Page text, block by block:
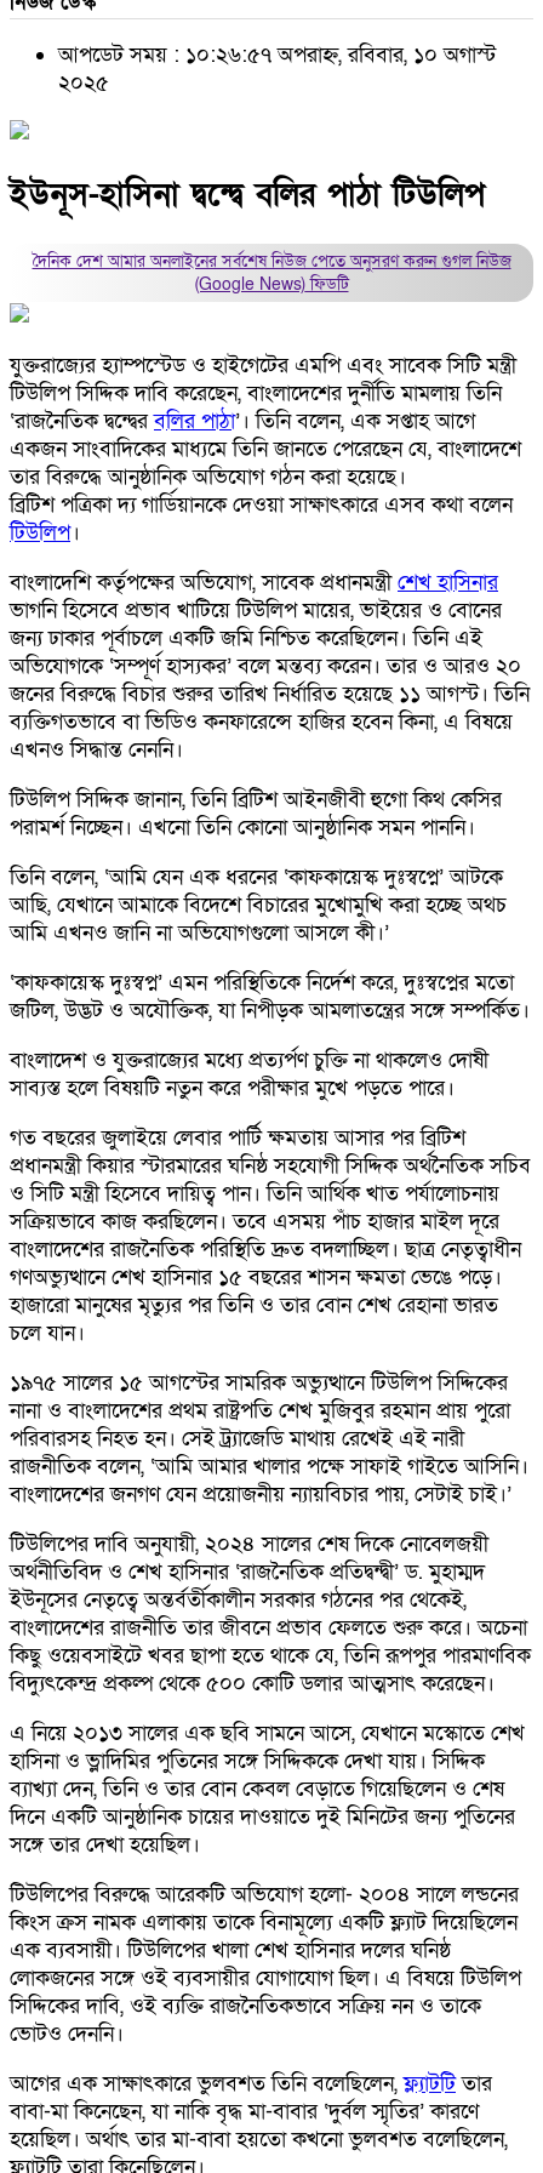
আপডেট সময় : ১০:২৬:৫৭ অপরাহ্ন, রবিবার, ১০ অগাস্ট
২০২৫
ইউনূস-হাসিনা দ্বন্দ্বে বলির পাঠা টিউলিপ
দৈনিক দেশ আমার অনলাইনের সর্বশেষ নিউজ পেতে অনুসরণ করুনগুগল নিউজ
(Google News)ফিডটি
যুক্তরাজ্যের হ্যাম্পস্টেড ও হাইগেটের এমপি এবং সাবেক সিটি মন্ত্রী
টিউলিপ সিদ্দিক দাবি করেছেন, বাংলাদেশের দুর্নীতি মামলায় তিনি
‘রাজনৈতিক দ্বন্দ্বেরবলির পাঠা’। তিনি বলেন, এক সপ্তাহ আগে
একজন সাংবাদিকের মাধ্যমে তিনি জানতে পেরেছেন যে, বাংলাদেশে
তার বিরুদ্ধে আনুষ্ঠানিক অভিযোগ গঠন করা হয়েছে।
ব্রিটিশ পত্রিকা দ্য গার্ডিয়ানকে দেওয়া সাক্ষাৎকারে এসব কথা বলেন
টিউলিপ।
বাংলাদেশি কর্তৃপক্ষের অভিযোগ, সাবেক প্রধানমন্ত্রীশেখ হাসিনার
ভাগনি হিসেবে প্রভাব খাটিয়ে টিউলিপ মায়ের, ভাইয়ের ও বোনের
জন্য ঢাকার পূর্বাচলে একটি জমি নিশ্চিত করেছিলেন। তিনি এই
অভিযোগকে ‘সম্পূর্ণ হাস্যকর’ বলে মন্তব্য করেন। তার ও আরও ২০
জনের বিরুদ্ধে বিচার শুরুর তারিখ নির্ধারিত হয়েছে ১১ আগস্ট। তিনি
ব্যক্তিগতভাবে বা ভিডিও কনফারেন্সে হাজির হবেন কিনা, এ বিষয়ে
এখনও সিদ্ধান্ত নেননি।
টিউলিপ সিদ্দিক জানান, তিনি ব্রিটিশ আইনজীবী হুগো কিথ কেসির
পরামর্শ নিচ্ছেন। এখনো তিনি কোনো আনুষ্ঠানিক সমন পাননি।
তিনি বলেন, ‘আমি যেন এক ধরনের ‘কাফকায়েস্ক দুঃস্বপ্নে’ আটকে
আছি, যেখানে আমাকে বিদেশে বিচারের মুখোমুখি করা হচ্ছে অথচ
আমি এখনও জানি না অভিযোগগুলো আসলে কী।’
‘কাফকায়েস্ক দুঃস্বপ্ন’ এমন পরিস্থিতিকে নির্দেশ করে, দুঃস্বপ্নের মতো
জটিল, উদ্ভট ও অযৌক্তিক, যা নিপীড়ক আমলাতন্ত্রের সঙ্গে সম্পর্কিত।
বাংলাদেশ ও যুক্তরাজ্যের মধ্যে প্রত্যর্পণ চুক্তি না থাকলেও দোষী
সাব্যস্ত হলে বিষয়টি নতুন করে পরীক্ষার মুখে পড়তে পারে।
গত বছরের জুলাইয়ে লেবার পার্টি ক্ষমতায় আসার পর ব্রিটিশ
প্রধানমন্ত্রী কিয়ার স্টারমারের ঘনিষ্ঠ সহযোগী সিদ্দিক অর্থনৈতিক সচিব
ও সিটি মন্ত্রী হিসেবে দায়িত্ব পান। তিনি আর্থিক খাত পর্যালোচনায়
সক্রিয়ভাবে কাজ করছিলেন। তবে এসময় পাঁচ হাজার মাইল দূরে
বাংলাদেশের রাজনৈতিক পরিস্থিতি দ্রুত বদলাচ্ছিল। ছাত্র নেতৃত্বাধীন
গণঅভ্যুত্থানে শেখ হাসিনার ১৫ বছরের শাসন ক্ষমতা ভেঙে পড়ে।
হাজারো মানুষের মৃত্যুর পর তিনি ও তার বোন শেখ রেহানা ভারত
চলে যান।
১৯৭৫ সালের ১৫ আগস্টের সামরিক অভ্যুত্থানে টিউলিপ সিদ্দিকের
নানা ও বাংলাদেশের প্রথম রাষ্ট্রপতি শেখ মুজিবুর রহমান প্রায় পুরো
পরিবারসহ নিহত হন। সেই ট্র্যাজেডি মাথায় রেখেই এই নারী
রাজনীতিক বলেন, ‘আমি আমার খালার পক্ষে সাফাই গাইতে আসিনি।
বাংলাদেশের জনগণ যেন প্রয়োজনীয় ন্যায়বিচার পায়, সেটাই চাই।’
টিউলিপের দাবি অনুযায়ী, ২০২৪ সালের শেষ দিকে নোবেলজয়ী
অর্থনীতিবিদ ও শেখ হাসিনার ‘রাজনৈতিক প্রতিদ্বন্দ্বী’ ড. মুহাম্মদ
ইউনূসের নেতৃত্বে অন্তর্বর্তীকালীন সরকার গঠনের পর থেকেই,
বাংলাদেশের রাজনীতি তার জীবনে প্রভাব ফেলতে শুরু করে। অচেনা
কিছু ওয়েবসাইটে খবর ছাপা হতে থাকে যে, তিনি রূপপুর পারমাণবিক
বিদ্যুৎকেন্দ্র প্রকল্প থেকে ৫০০ কোটি ডলার আত্মসাৎ করেছেন।
এ নিয়ে ২০১৩ সালের এক ছবি সামনে আসে, যেখানে মস্কোতে শেখ
হাসিনা ও ভ্লাদিমির পুতিনের সঙ্গে সিদ্দিককে দেখা যায়। সিদ্দিক
ব্যাখ্যা দেন, তিনি ও তার বোন কেবল বেড়াতে গিয়েছিলেন ও শেষ
দিনে একটি আনুষ্ঠানিক চায়ের দাওয়াতে দুই মিনিটের জন্য পুতিনের
সঙ্গে তার দেখা হয়েছিল।
টিউলিপের বিরুদ্ধে আরেকটি অভিযোগ হলো- ২০০৪ সালে লন্ডনের
কিংস ক্রস নামক এলাকায় তাকে বিনামূল্যে একটি ফ্ল্যাট দিয়েছিলেন
এক ব্যবসায়ী। টিউলিপের খালা শেখ হাসিনার দলের ঘনিষ্ঠ
লোকজনের সঙ্গে ওই ব্যবসায়ীর যোগাযোগ ছিল। এ বিষয়ে টিউলিপ
সিদ্দিকের দাবি, ওই ব্যক্তি রাজনৈতিকভাবে সক্রিয় নন ও তাকে
ভোটও দেননি।
আগের এক সাক্ষাৎকারে ভুলবশত তিনি বলেছিলেন,ফ্ল্যাটটিতার
বাবা-মা কিনেছেন, যা নাকি বৃদ্ধ মা-বাবার ‘দুর্বল স্মৃতির’ কারণে
হয়েছিল। অর্থাৎ তার মা-বাবা হয়তো কখনো ভুলবশত বলেছিলেন,
ফ্ল্যাটটি তারা কিনেছিলেন।